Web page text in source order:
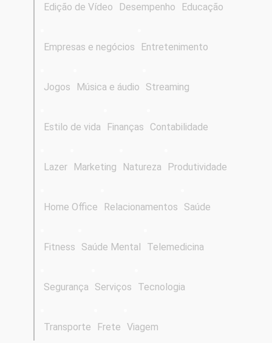
Edição de Vídeo Desempenho Educação
Empresas e negócios Entretenimento
Jogos Música e áudio Streaming
Estilo de vida Finanças Contabilidade
Lazer Marketing Natureza Produtividade
Home Office Relacionamentos Saúde
Fitness Saúde Mental Telemedicina
Segurança Serviços Tecnologia
Transporte Frete Viagem